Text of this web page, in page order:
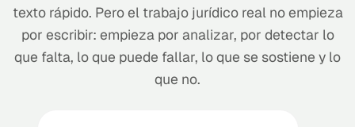
texto rápido. Pero el trabajo jurídico real no empieza
por escribir: empieza por analizar, por detectar lo
que falta, lo que puede fallar, lo que se sostiene y lo
que no.